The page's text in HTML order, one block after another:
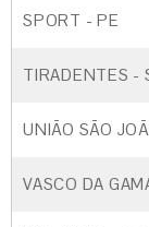
SPORT - PE
TIRADENTES -
UNIÃO SÃO
VASCO DA